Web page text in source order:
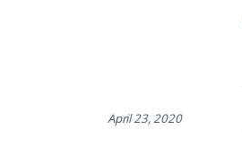
April 23, 2020